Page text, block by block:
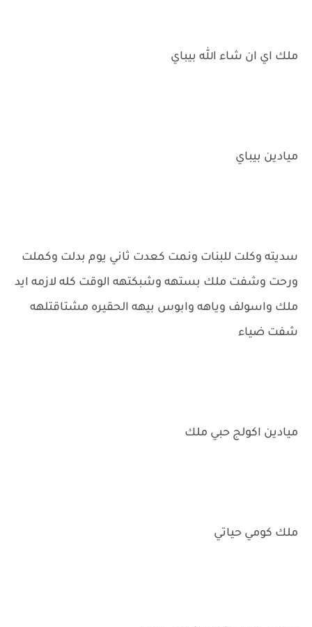
ملك اي ان شاء الله بيباي
ميادين بيباي
سديته وكلت للبنات ونمت كعدت ثاني يوم بدلت وكملت
ورحت وشفت ملك بستهه وشبكتهه الوقت كله لازمه ايد
ملك واسولف وياهه وابوس بيهه الحقيره مشتاقتلهه
شفت ضياء
ميادين اكولج حبي ملك
ملك كومي حياتي